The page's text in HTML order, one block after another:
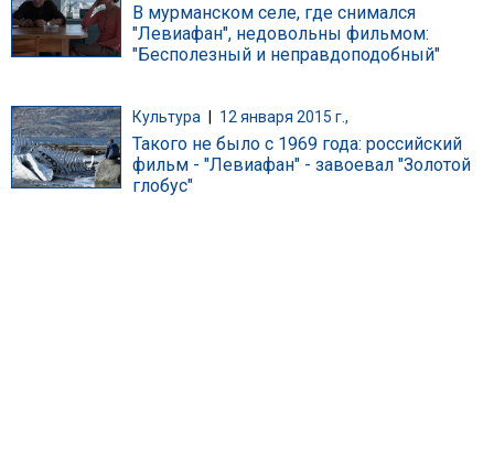
В мурманском селе, где снимался
"Левиафан", недовольны фильмом:
"Бесполезный и неправдоподобный"
Культура 12 января 2015 г.,
Такого не было с 1969 года: российский
фильм - "Левиафан" - завоевал "Золотой
глобус"